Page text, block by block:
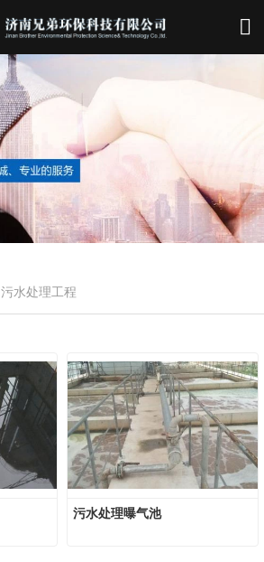
污水处理工程
污水处理曝气池